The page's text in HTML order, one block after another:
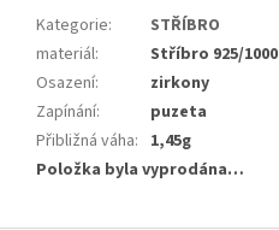
Kategorie:
STŘÍBRO
materiál:
Stříbro 925/1000
Osazení:
zirkony
Zapínání:
puzeta
Přibližná váha: 1,45g
Položka byla vyprodána…